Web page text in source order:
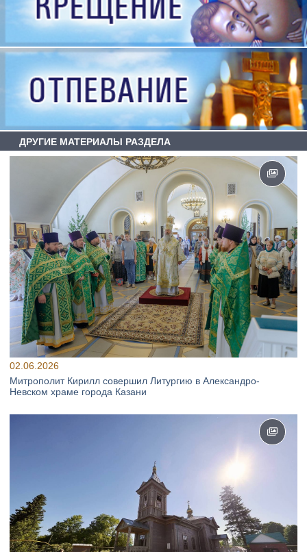
ДРУГИЕ МАТЕРИАЛЫ РАЗДЕЛА
02.06.2026
Митрополит Кирилл совершил Литургию в Александро-
Невском храме города Казани